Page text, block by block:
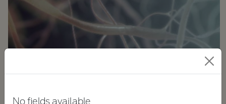
No fields available